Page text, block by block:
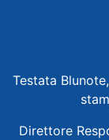
Testata
Direttore